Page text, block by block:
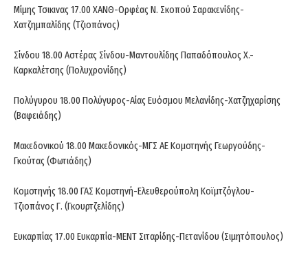
Μίμης Τσικινας 17.00 ΧΑΝΘ-Ορφέας Ν. Σκοπού Σαρακενίδης-
Χατζημπαλίδης (Τζιοπάνος)
Σίνδου 18.00 Αστέρας Σίνδου-Μαντουλίδης Παπαδόπουλος Χ.-
Καρκαλέτσης (Πολυχρονίδης)
Πολύγυρου 18.00 Πολύγυρος-Αίας Ευόσμου Μελανίδης-Χατζηχαρίσης
(Βαφειάδης)
Μακεδονικού 18.00 Μακεδονικός-ΜΓΣ ΑΕ Κομοτηνής Γεωργούδης-
Γκούτας (Φωτιάδης)
Κομοτηνής 18.00 ΓΑΣ Κομοτηνή-Ελευθερούπολη Κοϊμτζόγλου-
Τζιοπάνος Γ. (Γκουρτζελίδης)
Ευκαρπίας 17.00 Ευκαρπία-ΜΕΝΤ Σιταρίδης-Πετανίδου (Σιμητόπουλος)